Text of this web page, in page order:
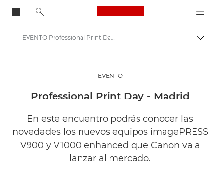
Canon Logo, back
Información
EVENTO Professional Print Day - Madrid
EVENTO
Professional Print Day - Madrid
En este encuentro podrás conocer las
novedades los nuevos equipos imagePRESS
V900 y V1000 enhanced que Canon va a
lanzar al mercado.